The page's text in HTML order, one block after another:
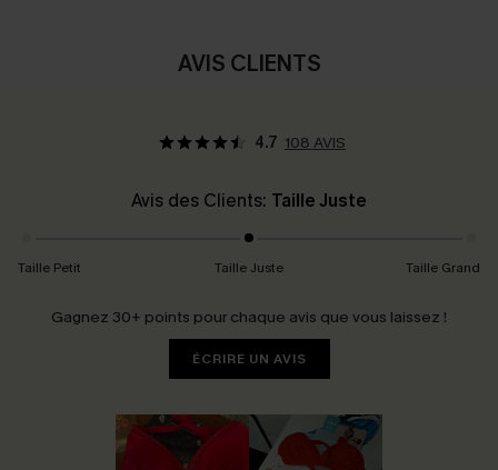
AVIS CLIENTS
4.7 108 AVIS
Avis des Clients: Taille Juste
Taille Petit Taille Juste Taille Grand
Gagnez 30+ points pour chaque avis que vous laissez !
ÉCRIRE UN AVIS